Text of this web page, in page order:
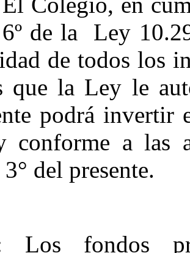
de la
Ley
de todos los
que la Ley le
podrá invertir
conforme a las
del presente.
Los fondos